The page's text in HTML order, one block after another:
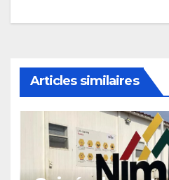
Articles similaires